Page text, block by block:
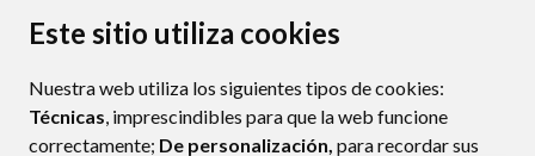
Este sitio utiliza cookies
Nuestra web utiliza los siguientes tipos de cookies:
Técnicas, imprescindibles para que la web funcione
correctamente; De personalización, para recordar sus
AVISO LEGAL
PROTECCIÓN DE DATOS
POLÍTICA DE COOKIES